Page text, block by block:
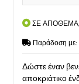
ΣΕ
Παράδοση με:
Δώστε έναν
αποκριάτικο